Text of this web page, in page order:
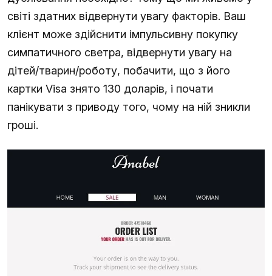
світі здатних відвернути увагу факторів. Ваш
клієнт може здійснити імпульсивну покупку
симпатичного светра, відвернути увагу на
дітей/тварин/роботу, побачити, що з його
картки Visa знято 130 доларів, і почати
панікувати з приводу того, чому на ній зникли
гроші.